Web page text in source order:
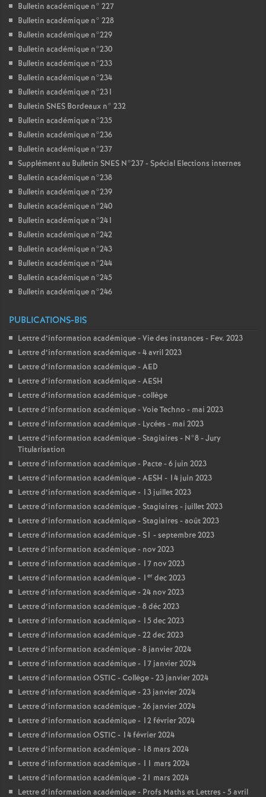
Bulletin académique n° 227
Bulletin académique n° 228
Bulletin académique n°229
Bulletin académique n°230
Bulletin académique n°233
Bulletin académique n°234
Bulletin académique n°231
Bulletin SNES Bordeaux n° 232
Bulletin académique n°235
Bulletin académique n°236
Bulletin académique n°237
Supplément au Bulletin SNES N°237 - Spécial Elections internes
Bulletin académique n°238
Bulletin académique n°239
Bulletin académique n°240
Bulletin académique n°241
Bulletin académique n°242
Bulletin académique n°243
Bulletin académique n°244
Bulletin académique n°245
Bulletin académique n°246
PUBLICATIONS-BIS
Lettre d’information académique - Vie des instances - Fev. 2023
Lettre d’information académique - 4 avril 2023
Lettre d’information académique - AED
Lettre d’information académique - AESH
Lettre d’information académique - collège
Lettre d’information académique - Voie Techno - mai 2023
Lettre d’information académique - Lycées - mai 2023
Lettre d’information académique - Stagiaires - N°8 - Jury
Titularisation
Lettre d’information académique - Pacte - 6 juin 2023
Lettre d’information académique - AESH - 14 juin 2023
Lettre d’information académique - 13 juillet 2023
Lettre d’information académique - Stagiaires - juillet 2023
Lettre d’information académique - Stagiaires - août 2023
Lettre d’information académique - S1 - septembre 2023
Lettre d’information académique - nov 2023
Lettre d’information académique - 17 nov 2023
Lettre d’information académique - 1 er dec 2023
Lettre d’information académique - 24 nov 2023
Lettre d’information académique - 8 déc 2023
Lettre d’information académique - 15 dec 2023
Lettre d’information académique - 22 dec 2023
Lettre d’information académique - 8 janvier 2024
Lettre d’information académique - 17 janvier 2024
Lettre d’information OSTIC - Collège - 23 janvier 2024
Lettre d’information académique - 23 janvier 2024
Lettre d’information académique - 26 janvier 2024
Lettre d’information académique - 12 février 2024
Lettre d’information OSTIC - 14 février 2024
Lettre d’information académique - 18 mars 2024
Lettre d’information académique - 11 mars 2024
Lettre d’information académique - 21 mars 2024
Lettre d’information académique - Profs Maths et Lettres - 5 avril